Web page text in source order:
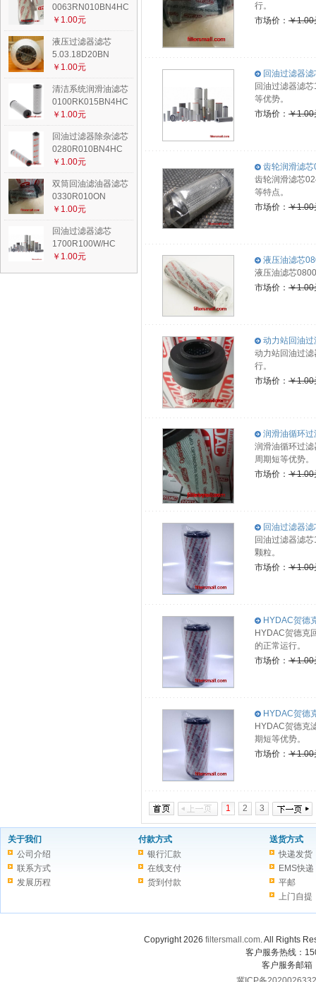
0063RN010BN4HC
￥1.00元
液压过滤器滤芯
5.03.18D20BN
￥1.00元
清洁系统润滑油滤芯
0100RK015BN4HC
￥1.00元
回油过滤器除杂滤芯
0280R010BN4HC
￥1.00元
双筒回油滤油器滤芯
0330R010ON
￥1.00元
回油过滤器滤芯
1700R100W/HC
￥1.00元
行。
市场价： ￥1.00
回油过滤器
回油过滤器滤
等优势。
市场价： ￥1.00
齿轮润滑滤
齿轮润滑滤芯
等特点。
市场价： ￥1.00
液压油滤芯
液压油滤芯
市场价： ￥1.00
动力站回油
动力站回油过
行。
市场价： ￥1.00
润滑油循环
润滑油循环过
周期短等优势。
市场价： ￥1.00
回油过滤器
回油过滤器滤
颗粒。
市场价： ￥1.00
HYDAC贺德
HYDAC贺德克
的正常运行。
市场价： ￥1.00
HYDAC贺德
HYDAC贺德克
期短等优势。
市场价： ￥1.00
1 2 3
关于我们
公司介绍
联系方式
发展历程
付款方式
银行汇款
在线支付
货到付款
送货方式
快递发货
EMS快递
平邮
上门自提
Copyright 2026 filtersmall.com. All Rights
客户服务热线：
客户服务邮箱